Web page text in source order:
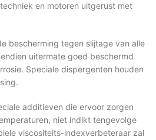
en motoren uitgerust met
bescherming tegen slijtage van alle
uitermate goed beschermd
Speciale dispergenten houden
additieven die ervoor zorgen
niet indikt tengevolge
viscositeits-indexverbeteraar zal